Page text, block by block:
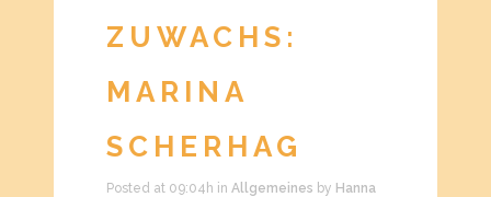
ZUWACHS:
MARINA
SCHERHAG
Posted at 09:04h in Allgemeines by Hanna